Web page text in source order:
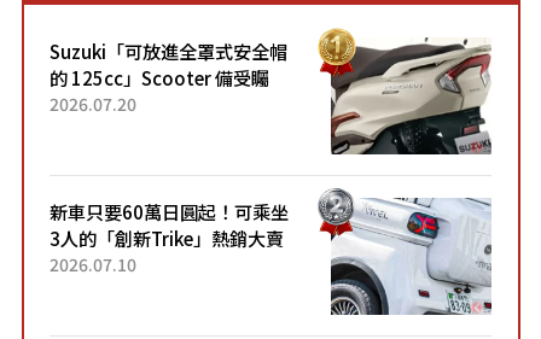
Suzuki「可放進全罩式安全帽
的 125cc」Scooter 備受矚
目！採用全新流線設計與各項
2026.07.20
新車只要60萬日圓起！可乘坐
3人的「創新Trike」熱銷大賣
成為人氣車款！「養車成本真
2026.07.10